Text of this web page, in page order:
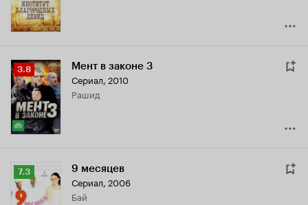
Рейтинг
Кинопоиска
3.8
3.8 Мент в законе 3
Сериал, 2010
Рашид
Рейтинг
Кинопоиска
7.3
7.3 9 месяцев
Сериал, 2006
Бай